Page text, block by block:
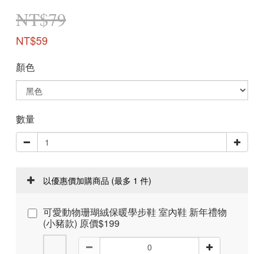
NT$79
NT$59
顏色
數量
以優惠價加購商品 (最多 1 件)
可愛動物珊瑚絨保暖學步鞋 室內鞋 新年禮物
(小豬款) 原價$199